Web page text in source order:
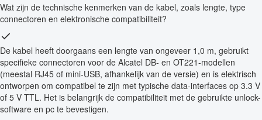
Wat zijn de technische kenmerken van de kabel, zoals lengte, type
connectoren en elektronische compatibiliteit?
De kabel heeft doorgaans een lengte van ongeveer 1,0 m, gebruikt
specifieke connectoren voor de Alcatel DB- en OT221-modellen
(meestal RJ45 of mini-USB, afhankelijk van de versie) en is elektrisch
ontworpen om compatibel te zijn met typische data-interfaces op 3.3 V
of 5 V TTL. Het is belangrijk de compatibiliteit met de gebruikte unlock-
software en pc te bevestigen.